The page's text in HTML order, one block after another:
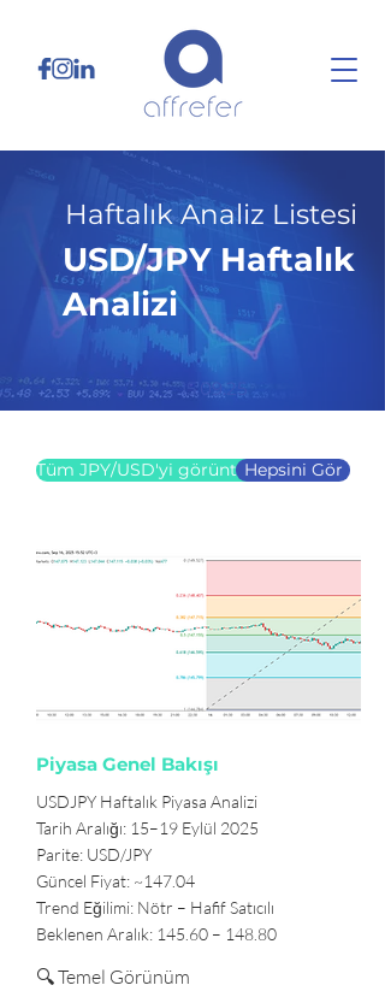
Haftalık Analiz Listesi
USD/JPY Haftalık
Analizi
15.09.25
Tüm JPY/USD'yi görüntüleHepsini Gör
Piyasa Genel Bakışı
USDJPY Haftalık Piyasa Analizi
Tarih Aralığı: 15–19 Eylül 2025
Parite: USD/JPY
Güncel Fiyat: ~147.04
Trend Eğilimi: Nötr – Hafif Satıcılı
Beklenen Aralık: 145.60 – 148.80
🔍 Temel Görünüm